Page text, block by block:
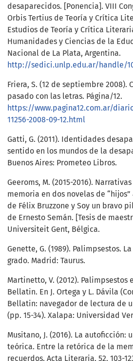
desaparecidos. [Ponencia]. VIII
Orbis Tertius de Teoría y Crítica
Estudios de Teoría y Crítica
Humanidades y Ciencias de la
Nacional de La Plata, Argentina.
http://sedici.unlp.edu.ar/handle/
Friera, S. (12 de septiembre 2008).
pasado con las letras. Página/12.
https://www.pagina12.com.ar/
11256-2008-09-12.html
Gatti, G. (2011). Identidades
sentido en los mundos de la
Buenos Aires: Prometeo Libros.
Geeroms, M. (2015-2016).
memoria en dos novelas de
de Félix Bruzzone y Soy un bravo
de Ernesto Semán. [Tesis de
Universiteit Gent, Bélgica.
Genette, G. (1989). Palimpsestos.
grado. Madrid: Taurus.
Martinetto, V. (2012). Palimpsestos
Bellatin. En J. Ortega y L. Dávila
Bellatin: navegador de lectura de
(pp. 15-34). Xalapa: Universidad
Musitano, J. (2016). La autoficción:
teórica. Entre la retórica de la
recuerdos. Acta Literaria, 52, 103-